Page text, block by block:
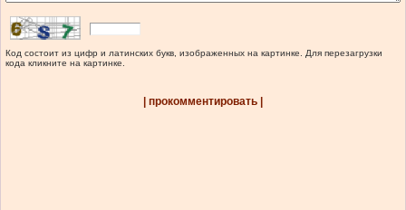
Код состоит из цифр и латинских букв, изображенных на картинке. Для перезагрузки
кода кликните на картинке.
| прокомментировать |